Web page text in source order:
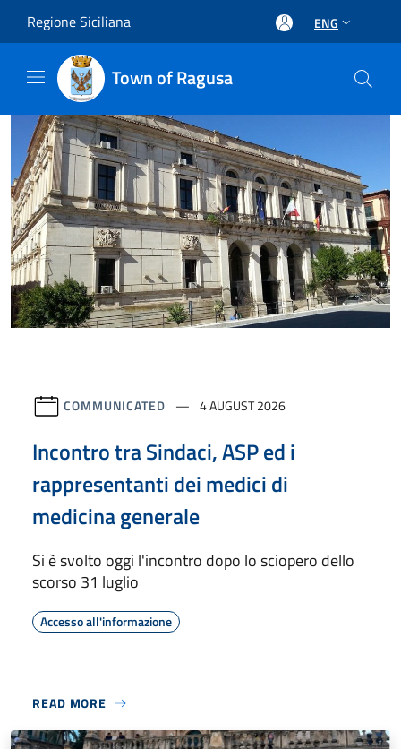
Regione Siciliana ENG
Town of Ragusa
COMMUNICATED 4 AUGUST 2026
Incontro tra Sindaci, ASP ed i
rappresentanti dei medici di
medicina generale
Si è svolto oggi l'incontro dopo lo sciopero dello
scorso 31 luglio
Accesso all'informazione
READ MORE